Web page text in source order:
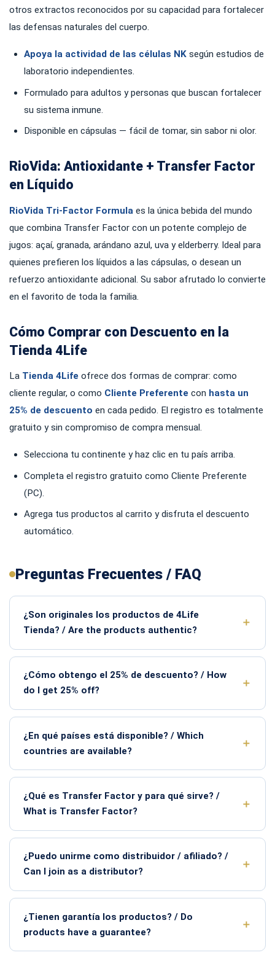
otros extractos reconocidos por su capacidad para fortalecer
las defensas naturales del cuerpo.
Apoya la actividad de las células NK según estudios de
laboratorio independientes.
Formulado para adultos y personas que buscan fortalecer
su sistema inmune.
Disponible en cápsulas — fácil de tomar, sin sabor ni olor.
RioVida: Antioxidante + Transfer Factor
en Líquido
RioVida Tri-Factor Formula es la única bebida del mundo
que combina Transfer Factor con un potente complejo de
jugos: açaí, granada, arándano azul, uva y elderberry. Ideal para
quienes prefieren los líquidos a las cápsulas, o desean un
refuerzo antioxidante adicional. Su sabor afrutado lo convierte
en el favorito de toda la familia.
Cómo Comprar con Descuento en la
Tienda 4Life
La Tienda 4Life ofrece dos formas de comprar: como
cliente regular, o como Cliente Preferente con hasta un
25% de descuento en cada pedido. El registro es totalmente
gratuito y sin compromiso de compra mensual.
Selecciona tu continente y haz clic en tu país arriba.
Completa el registro gratuito como Cliente Preferente
(PC).
Agrega tus productos al carrito y disfruta el descuento
automático.
Preguntas Frecuentes / FAQ
¿Son originales los productos de 4Life
Tienda? / Are the products authentic?
¿Cómo obtengo el 25% de descuento? / How
do I get 25% off?
¿En qué países está disponible? / Which
countries are available?
¿Qué es Transfer Factor y para qué sirve? /
What is Transfer Factor?
¿Puedo unirme como distribuidor / afiliado? /
Can I join as a distributor?
¿Tienen garantía los productos? / Do
products have a guarantee?